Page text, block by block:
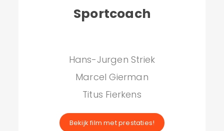
Sportcoach
Hans-Jurgen Striek
Marcel Gierman
Titus Fierkens
Bekijk film met prestaties!